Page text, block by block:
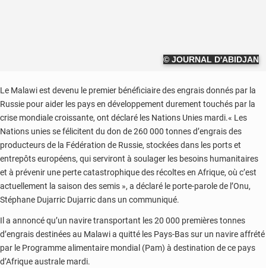
© JOURNAL D'ABIDJAN
Le Malawi est devenu le premier bénéficiaire des engrais donnés par la
Russie pour aider les pays en développement durement touchés par la
crise mondiale croissante, ont déclaré les Nations Unies mardi.« Les
Nations unies se félicitent du don de 260 000 tonnes d’engrais des
producteurs de la Fédération de Russie, stockées dans les ports et
entrepôts européens, qui serviront à soulager les besoins humanitaires
et à prévenir une perte catastrophique des récoltes en Afrique, où c’est
actuellement la saison des semis », a déclaré le porte-parole de l’Onu,
Stéphane Dujarric Dujarric dans un communiqué.
Il a annoncé qu’un navire transportant les 20 000 premières tonnes
d’engrais destinées au Malawi a quitté les Pays-Bas sur un navire affrété
par le Programme alimentaire mondial (Pam) à destination de ce pays
d’Afrique australe mardi.